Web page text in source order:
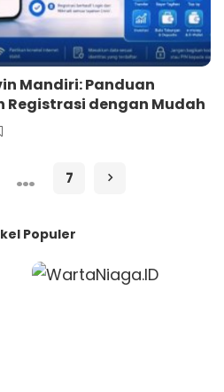
Mandiri: Panduan
Registrasi dengan Mudah
… 7
Populer